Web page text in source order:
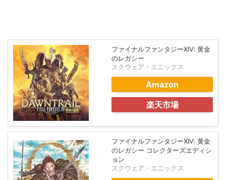
ファイナルファンタジーXIV: 黄金
のレガシー
スクウェア・エニックス
Amazon
楽天市場
ファイナルファンタジーXIV: 黄金
のレガシー コレクターズエディシ
ョン
スクウェア・エニックス